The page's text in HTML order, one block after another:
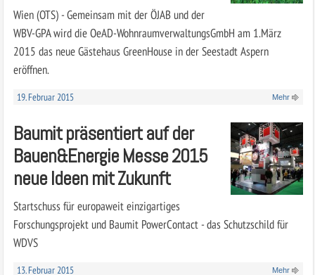
Wien (OTS) - Gemeinsam mit der ÖJAB und der
WBV-GPA wird die OeAD-WohnraumverwaltungsGmbH am 1.März
2015 das neue Gästehaus GreenHouse in der Seestadt Aspern
eröffnen.
19. Februar 2015 Mehr
Baumit präsentiert auf der
Bauen&Energie Messe 2015
neue Ideen mit Zukunft
Startschuss für europaweit einzigartiges
Forschungsprojekt und Baumit PowerContact - das Schutzschild für
WDVS
13. Februar 2015 Mehr